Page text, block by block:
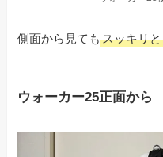
側面から見てもスッキリと
ウォーカー25正面から